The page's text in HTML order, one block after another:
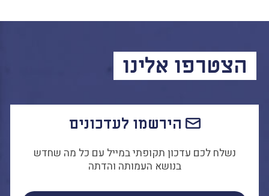
הרשמה לעדכונים
התארגנויות הורים –
משמר הורים וקהילות
הצטרפו אלינו
הירשמו לעדכונים
נשלח לכם עדכון תקופתי במייל עם כל מה שחדש
בנושא העמותה והדתה